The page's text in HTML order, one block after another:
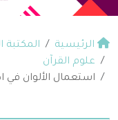
الرئيسية المكتبة
علوم القرآن
استعمال الألوان